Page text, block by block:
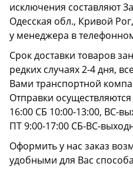
исключения составляют
Одесская обл., Кривой
у менеджера в
Срок доставки товаров
редких случаях 2-4 дня,
Вами транспортной
Отправки
16:00 СБ 10:00-13:00, ВС-
ПТ 9:00-17:00 СБ-ВС-
Оформить у нас заказ
удобными для Вас